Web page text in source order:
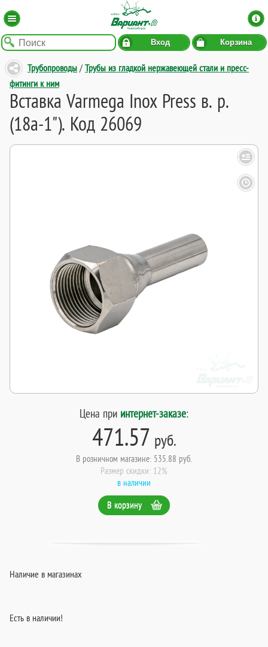
Вход Корзина
Трубопроводы / Трубы из гладкой нержавеющей стали и пресс-
фитинги к ним
Вставка Varmega Inox Press в. р.
(18а-1"). Код 26069
Цена при интернет-заказе:
471.57 руб.
В розничном магазине: 535.88 руб.
Размер скидки: 12%
в наличии
В корзину
Наличие в магазинах
Есть в наличии!